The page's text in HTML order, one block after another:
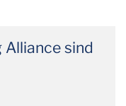
sind